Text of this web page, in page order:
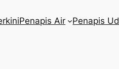
Penapis Air Penapis